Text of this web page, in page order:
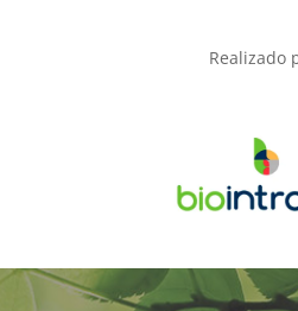
Realizado